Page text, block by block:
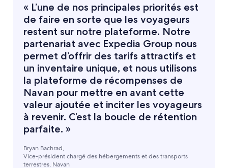
« L’une de nos principales priorités est
de faire en sorte que les voyageurs
restent sur notre plateforme. Notre
partenariat avec Expedia Group nous
permet d’offrir des tarifs attractifs et
un inventaire unique, et nous utilisons
la plateforme de récompenses de
Navan pour mettre en avant cette
valeur ajoutée et inciter les voyageurs
à revenir. C’est la boucle de rétention
parfaite. »
Bryan Bachrad,
Vice-président chargé des hébergements et des transports
terrestres, Navan